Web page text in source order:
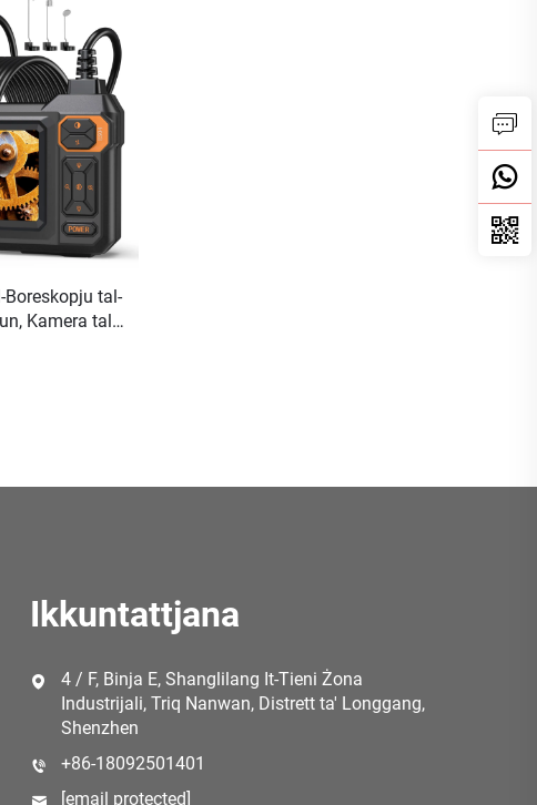
Boreskopju tal-
Kamera tal-
Ikkuntattjana
4 / F, Binja E, Shanglilang It-Tieni Żona
Industrijali, Triq Nanwan, Distrett ta' Longgang,
Shenzhen
+86-18092501401
[email protected]